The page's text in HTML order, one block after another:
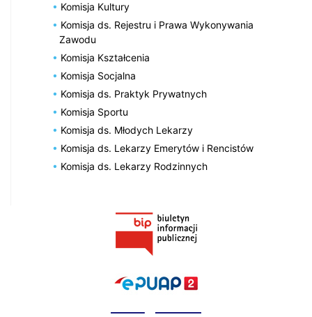
Komisja Kultury
Komisja ds. Rejestru i Prawa Wykonywania
Zawodu
Komisja Kształcenia
Komisja Socjalna
Komisja ds. Praktyk Prywatnych
Komisja Sportu
Komisja ds. Młodych Lekarzy
Komisja ds. Lekarzy Emerytów i Rencistów
Komisja ds. Lekarzy Rodzinnych